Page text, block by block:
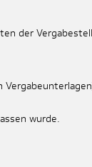
der
wurde.